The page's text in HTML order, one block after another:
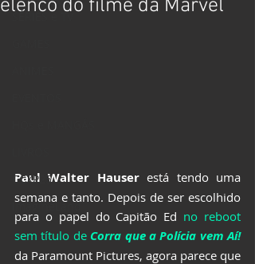
SÉRIES e TV
CCXP25
ImagineLand
elenco do filme da Marvel
Paul Walter Hauser está tendo uma
semana e tanto. Depois de ser escolhido
para o papel do Capitão Ed no reboot
sem título de Corra que a Polícia vem Aí!
da Paramount Pictures, agora parece que